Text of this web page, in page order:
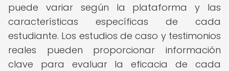
puede variar según la plataforma y las
características específicas de cada
estudiante. Los estudios de caso y testimonios
reales pueden proporcionar información
clave para evaluar la eficacia de cada